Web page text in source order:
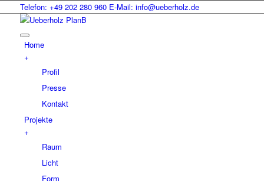
Telefon: +49 202 280 960 E-Mail: info@ueberholz.de
Home
+
Profil
Presse
Kontakt
Projekte
+
Raum
Licht
Form